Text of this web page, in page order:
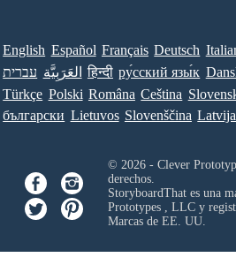
English Español Français Deutsch
עברית العَرَبِيَّة हिन्दी ру́сский язы́к
Türkçe Polski Româna Ceština
български Lietuvos Slovenščina
© 2026 - Clever
derechos.
StoryboardThat es una
Prototypes , LLCy
Marcas de EE. UU.